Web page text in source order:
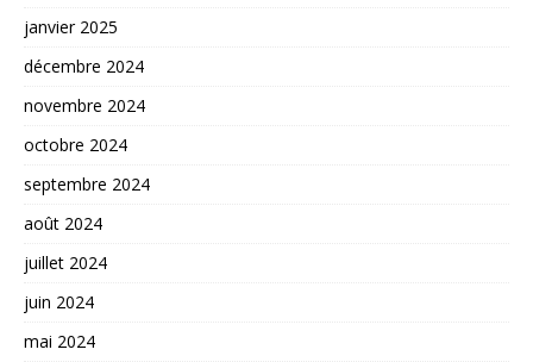
janvier 2025
décembre 2024
novembre 2024
octobre 2024
septembre 2024
août 2024
juillet 2024
juin 2024
mai 2024